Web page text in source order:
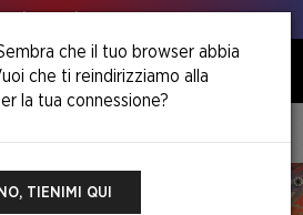
che il tuo browser abbia
che ti reindirizziamo alla
la tua connessione?
NO, TIENIMI QUI